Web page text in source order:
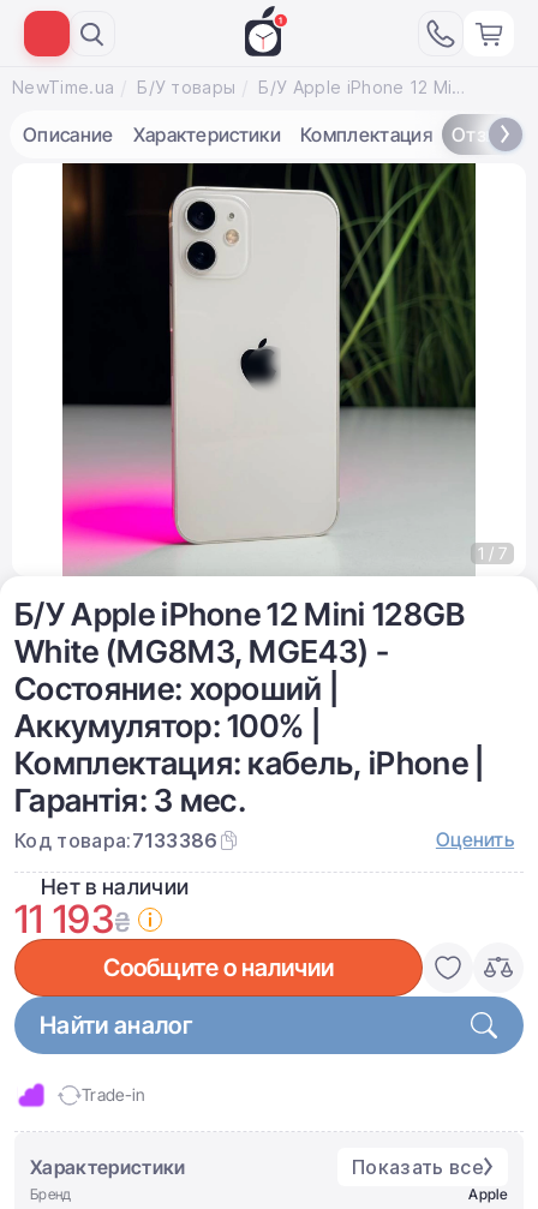
NewTime.ua Б/У товары Б/У Apple iPhone 12 Mini 128GB White (MG8M3, MGE43) - Состояние: хороший | Аккумулятор: 100% | Комплектация: кабель, iPhone | Гарантія: 3 мес.
Описание Характеристики Комплектация Отзывы
Б/У Apple iPhone 12 Mini 128GB
White (MG8M3, MGE43) -
Состояние: хороший |
Аккумулятор: 100% |
Комплектация: кабель, iPhone |
Гарантія: 3 мес.
Код товара:7133386 Оценить
Нет в наличии
11 193₴
Сообщите о наличии
Найти аналог
Trade-in
Характеристики Показать все
Бренд
Apple
1 / 7